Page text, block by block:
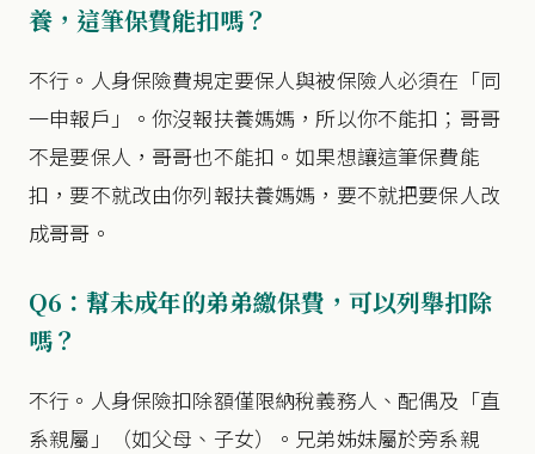
養，這筆保費能扣嗎？
不行。人身保險費規定要保人與被保險人必須在「同
一申報戶」。你沒報扶養媽媽，所以你不能扣；哥哥
不是要保人，哥哥也不能扣。如果想讓這筆保費能
扣，要不就改由你列報扶養媽媽，要不就把要保人改
成哥哥。
Q6：幫未成年的弟弟繳保費，可以列舉扣除
嗎？
不行。人身保險扣除額僅限納稅義務人、配偶及「直
系親屬」（如父母、子女）。兄弟姊妹屬於旁系親